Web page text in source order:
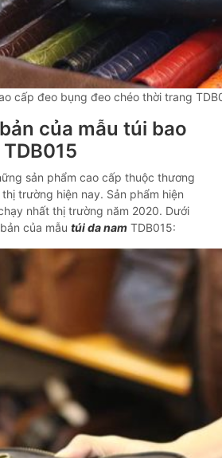
cấp đeo bụng đeo chéo thời trang
của mẫu túi bao
sản phẩm cao cấp thuộc thương
trường hiện nay. Sản phẩm hiện
nhất thị trường năm 2020. Dưới
của mẫu túi da nam TDB015: